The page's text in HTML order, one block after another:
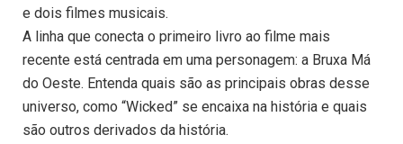
e dois filmes musicais.
A linha que conecta o primeiro livro ao filme mais
recente está centrada em uma personagem: a Bruxa Má
do Oeste. Entenda quais são as principais obras desse
universo, como “Wicked” se encaixa na história e quais
são outros derivados da história.